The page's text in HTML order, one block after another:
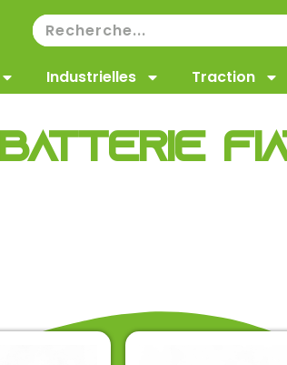
Industrielles Traction
Batterie